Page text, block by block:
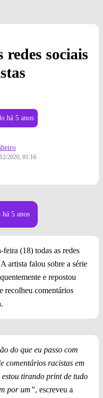
sociais
há 5 anos
2020, 01:16
há 5 anos
(18) todas as redes
artista falou sobre a série
e repostou
recolheu comentários
do que eu passo com
comentários racistas em
estou tirando print de tudo
por um”, escreveu a